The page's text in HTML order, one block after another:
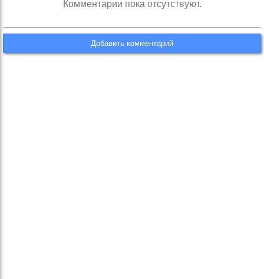
Комментарии пока отсутствуют.
Добавить комментарий